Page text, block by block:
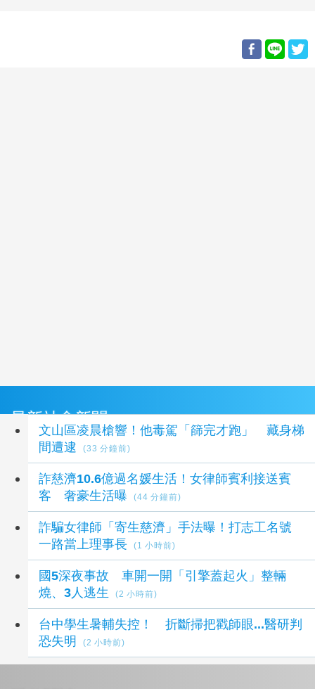
最新社會新聞
文山區凌晨槍響！他毒駕「篩完才跑」 藏身梯
間遭逮
(33 分鐘前)
詐慈濟10.6億過名媛生活！女律師賓利接送賓
客 奢豪生活曝
(44 分鐘前)
詐騙女律師「寄生慈濟」手法曝！打志工名號
一路當上理事長
(1 小時前)
國5深夜事故 車開一開「引擎蓋起火」整輛
燒、3人逃生
(2 小時前)
台中學生暑輔失控！ 折斷掃把戳師眼...醫研判
恐失明
(2 小時前)